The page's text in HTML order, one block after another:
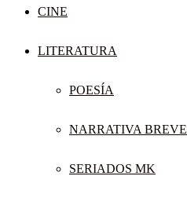
CINE
LITERATURA
POESÍA
NARRATIVA BREVE
SERIADOS MK